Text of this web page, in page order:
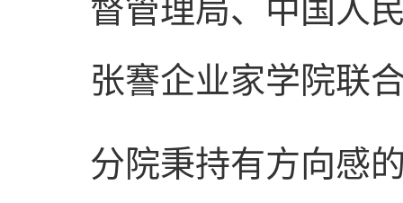
督管理局、中国人
张謇企业家学院联
分院秉持有方向感